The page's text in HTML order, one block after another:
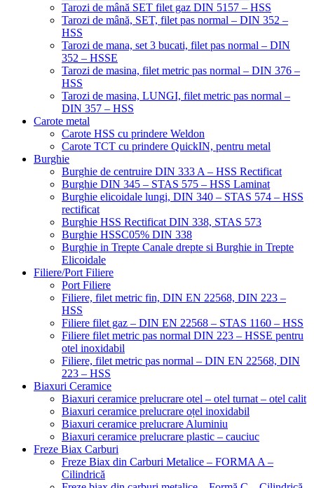
Tarozi de mână SET filet gaz DIN 5157 – HSS
Tarozi de mână, SET, filet pas normal – DIN 352 –
HSS
Tarozi de mana, set 3 bucati, filet pas normal – DIN
352 – HSSE
Tarozi de masina, filet metric pas normal – DIN 376 –
HSS
Tarozi de masina, LUNGI, filet metric pas normal –
DIN 357 – HSS
Carote metal
Carote HSS cu prindere Weldon
Carote TCT cu prindere QuickIN, pentru metal
Burghie
Burghie de centruire DIN 333 A – HSS Rectificat
Burghie DIN 345 – STAS 575 – HSS Laminat
Burghie elicoidale lungi, DIN 340 – STAS 574 – HSS
rectificat
Burghie HSS Rectificat DIN 338, STAS 573
Burghie HSSC05% DIN 338
Burghie in Trepte Canale drepte si Burghie in Trepte
Elicoidale
Filiere/Port Filiere
Port Filiere
Filiere, filet metric fin, DIN EN 22568, DIN 223 –
HSS
Filiere filet gaz – DIN EN 22568 – STAS 1160 – HSS
Filiere filet metric pas normal DIN 223 – HSSE pentru
otel inoxidabil
Filiere, filet metric pas normal – DIN EN 22568, DIN
223 – HSS
Biaxuri Ceramice
Biaxuri ceramice prelucrare otel – otel turnat – otel calit
Biaxuri ceramice prelucrare oțel inoxidabil
Biaxuri ceramice prelucrare Aluminiu
Biaxuri ceramice prelucrare plastic – cauciuc
Freze Biax Carburi
Freze Biax din Carburi Metalice – FORMA A –
Cilindrică